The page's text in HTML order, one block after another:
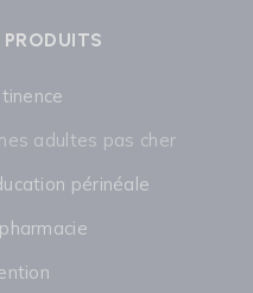
adultes pas cher
périnéale